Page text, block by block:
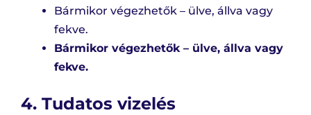
Bármikor végezhetők – ülve, állva vagy
fekve.
Bármikor végezhetők – ülve, állva vagy
fekve.
4. Tudatos vizelés